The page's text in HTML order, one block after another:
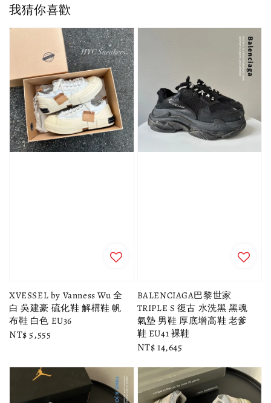
我猜你喜歡
XVESSEL by Vanness Wu 全
白 吳建豪 硫化鞋 解構鞋 帆
布鞋 白色 EU36
Regular
NT$ 5,555
BALENCIAGA巴黎世家
TRIPLE S 復古 水洗黑 黑魂
氣墊 男鞋 厚底增高鞋 老爹
鞋 EU41 裸鞋
Regular
NT$ 14,645